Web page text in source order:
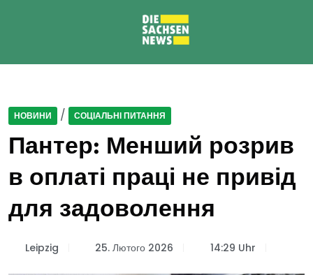
НОВИНИ / СОЦІАЛЬНІ ПИТАННЯ
Пантер: Менший розрив
в оплаті праці не привід
для задоволення
Leipzig 25. Лютого 2026 14:29 Uhr